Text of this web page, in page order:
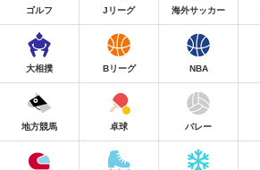
ゴルフ Jリーグ 海外サッカー
大相撲 Bリーグ NBA
地方競馬 卓球 バレー